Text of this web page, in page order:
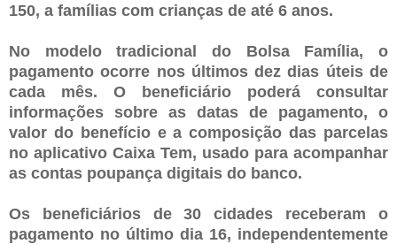
150, a famílias com crianças de até 6 anos.
No modelo tradicional do Bolsa Família, o
pagamento ocorre nos últimos dez dias úteis de
cada mês. O beneficiário poderá consultar
informações sobre as datas de pagamento, o
valor do benefício e a composição das parcelas
no aplicativo Caixa Tem, usado para acompanhar
as contas poupança digitais do banco.
Os beneficiários de 30 cidades receberam o
pagamento no último dia 16, independentemente